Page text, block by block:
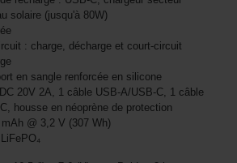
solaire (jusqu'à 80W)
: charge, décharge et court-circuit
en sangle renforcée en silicone
20V 2A, 1 câble USB-A/USB-C, 1 câble
housse en néoprène de protection
@ 3,2 V (307 Wh)